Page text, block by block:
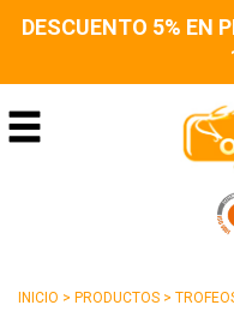
DESCUENTO 5% EN
INICIO > PRODUCTOS >